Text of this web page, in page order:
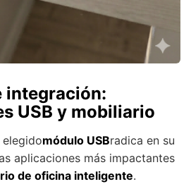
integración:
USB y mobiliario
elegidomódulo USBradica en su
aplicaciones más impactantes
de oficina inteligente.